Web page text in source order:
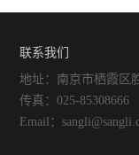
联系我们
地址：南京市栖霞区
传真：025-85308666
Email：